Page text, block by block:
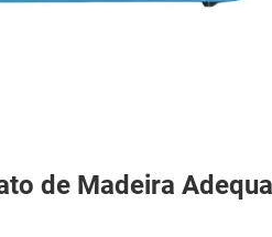
de Madeira